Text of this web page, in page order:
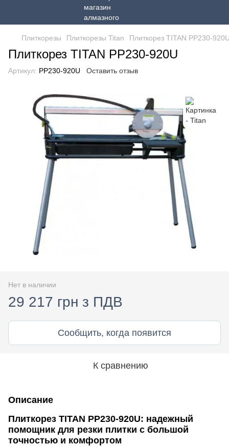
Плиткорезы Плиткорезы Titan Плиткорез TITAN PP230-
Плиткорез TITAN PP230-920U
Артикул: PP230-920U Оставить отзыв
Нет в наличии
29 217 грн з ПДВ
Сообщить, когда появится
К сравнению
Описание
Плиткорез TITAN PP230-920U: надежный
помощник для резки плитки с большой
точностью и комфортом